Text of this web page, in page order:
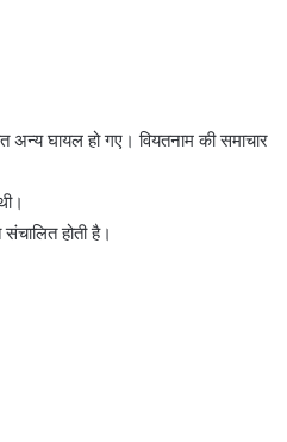
घायल हो गए। वियतनाम की समाचार
होती है।